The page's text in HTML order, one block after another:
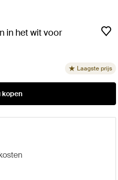
in het wit voor
Laagste prijs
kopen